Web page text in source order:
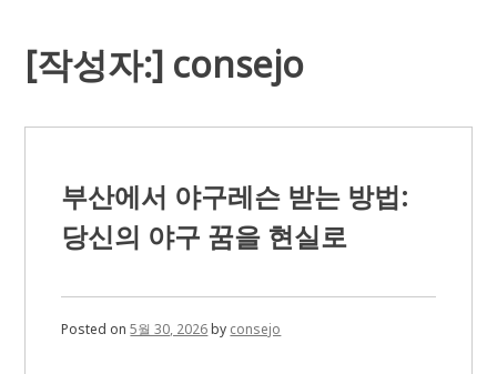
[작성자:] consejo
부산에서 야구레슨 받는 방법:
당신의 야구 꿈을 현실로
Posted on5월 30, 2026by consejo